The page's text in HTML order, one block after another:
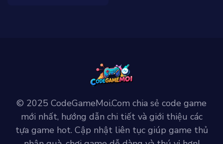
© 2025 CodeGameMoi.Com chia sẻ code game
mới nhất, hướng dẫn chi tiết và giới thiệu các
tựa game hot. Cập nhật liên tục giúp game thủ